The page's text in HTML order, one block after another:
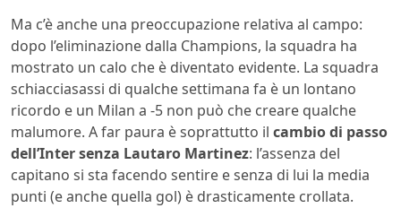
Ma c’è anche una preoccupazione relativa al campo:
dopo l’eliminazione dalla Champions, la squadra ha
mostrato un calo che è diventato evidente. La squadra
schiacciasassi di qualche settimana fa è un lontano
ricordo e un Milan a -5 non può che creare qualche
malumore. A far paura è soprattutto il cambio di passo
dell’Inter senza Lautaro Martinez: l’assenza del
capitano si sta facendo sentire e senza di lui la media
punti (e anche quella gol) è drasticamente crollata.